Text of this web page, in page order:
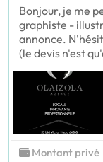
Bonjour, je me
graphiste -
annonce.
(le devis n'est
Montant privé